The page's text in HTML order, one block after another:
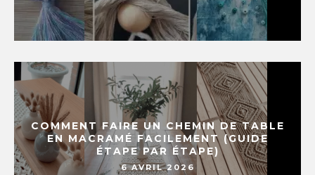
COMMENT FAIRE UN CHEMIN DE TABLE
EN MACRAMÉ FACILEMENT (GUIDE
ÉTAPE PAR ÉTAPE)
6 AVRIL 2026